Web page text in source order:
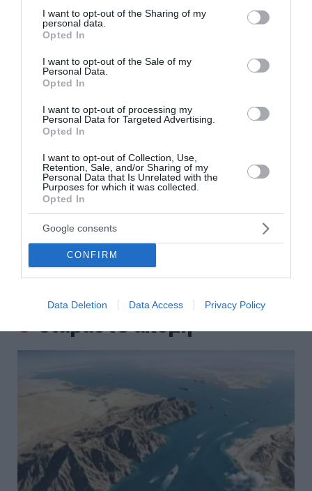
not limited to your visit or usage behaviour. You may click to
grant or deny consent to Google and its third-party tags to
use your data for below specified purposes in below Google
consent section.
I want to opt-out of the Sharing of my
personal data.
Opted In
I want to opt-out of the Sale of my
Personal Data.
Opted In
I want to opt-out of processing my
Personal Data for Targeted Advertising.
Opted In
I want to opt-out of Collection, Use,
Retention, Sale, and/or Sharing of my
Personal Data that Is Unrelated with the
Purposes for which it was collected.
Opted In
Google consents
CONFIRM
Data Deletion Data Access Privacy Policy
Σαν σήμερα - 9 Αυγούστου
Το Πατητήρι Αλοννήσου
Θρίλερ στον Λυκαβηττό: Εξετάζεται η διαδρομή της
57χρονης από την Κυψέλη
Ρέθυμνο: Άγριος ξυλοδαρμός 51χρονου Βρετανού – Πέντε
συλλήψεις
Συρία: Πώς ένα ξεχασμένο σημειωματάριο οδήγησε στα
ίχνη αρχικατασκόπου του Άσαντ
Λόττο: Τα αποτελέσματα της κλήρωσης του Σαββάτου
διαβάστε ακόμη